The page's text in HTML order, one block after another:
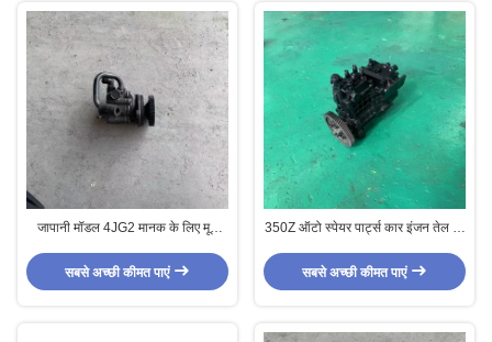
जापानी मॉडल 4JG2 मानक के लिए मूल
सबसे अच्छी कीमत पाएं
350Z ऑटो स्पेयर पार्ट्स कार इंजन तेल पंप
32001
सबसे अच्छी कीमत पाएं